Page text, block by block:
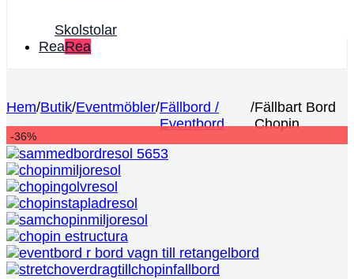
Skolstolar
Rea
Hem/Butik/Eventmöbler/Fällbord /
Eventbord
/Fällbart Bord
Chopin
-36%